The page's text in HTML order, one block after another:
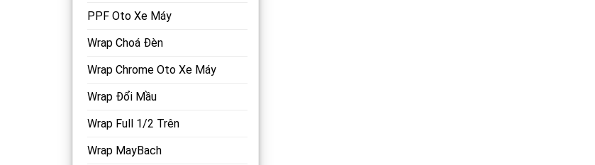
PPF Oto Xe Máy
Wrap Choá Đèn
Wrap Chrome Oto Xe Máy
Wrap Đổi Mầu
Wrap Full 1/2 Trên
Wrap MayBach